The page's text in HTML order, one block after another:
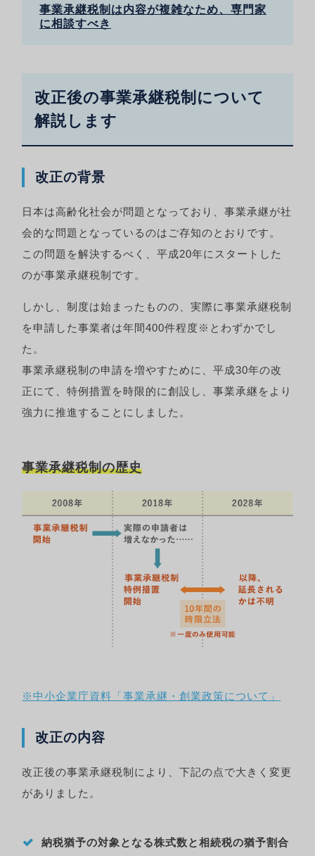
事業承継税制は内容が複雑なため、専門家
に相談すべき
改正後の事業承継税制について
解説します
改正の背景
日本は高齢化社会が問題となっており、事業承継が社
会的な問題となっているのはご存知のとおりです。
この問題を解決するべく、平成20年にスタートした
のが事業承継税制です。
しかし、制度は始まったものの、実際に事業承継税制
を申請した事業者は年間400件程度※とわずかでし
た。
事業承継税制の申請を増やすために、平成30年の改
正にて、特例措置を時限的に創設し、事業承継をより
強力に推進することにしました。
事業承継税制の歴史
※中小企業庁資料「事業承継・創業政策について」
改正の内容
改正後の事業承継税制により、下記の点で大きく変更
がありました。
納税猶予の対象となる株式数と相続税の猶予割合